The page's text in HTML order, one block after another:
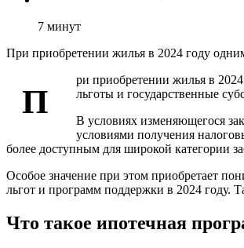
7 минут
При приобретении жилья в 2024 году
П
ри приобретении жилья в
льготы и государственные
В условиях изменяющегося
условиями получения
более доступным для широкой категории
Особое значение при этом приобретает
льгот и программ поддержки в 2024 году.
Что такое ипотечная